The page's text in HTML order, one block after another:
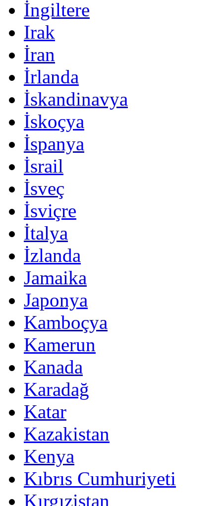
İngiltere
Irak
İran
İrlanda
İskandinavya
İskoçya
İspanya
İsrail
İsveç
İsviçre
İtalya
İzlanda
Jamaika
Japonya
Kamboçya
Kamerun
Kanada
Karadağ
Katar
Kazakistan
Kenya
Kıbrıs Cumhuriyeti
Kırgızistan